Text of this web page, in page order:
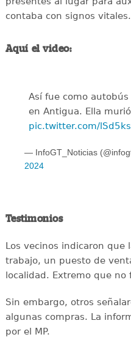
contaba con signos vitales.
Aquí el video:
Así fue como
en Antigua. Ella
pic.twitter.com/
— InfoGT_Noticias
2024
Testimonios
Los vecinos indicaron que
trabajo, un puesto de
localidad. Extremo que no
Sin embargo, otros
algunas compras. La
por el MP.